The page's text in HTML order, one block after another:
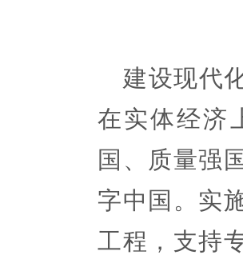
建设现代
在实体经济
国、质量强
字中国。实
工程，支持